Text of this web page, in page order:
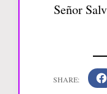
Señor